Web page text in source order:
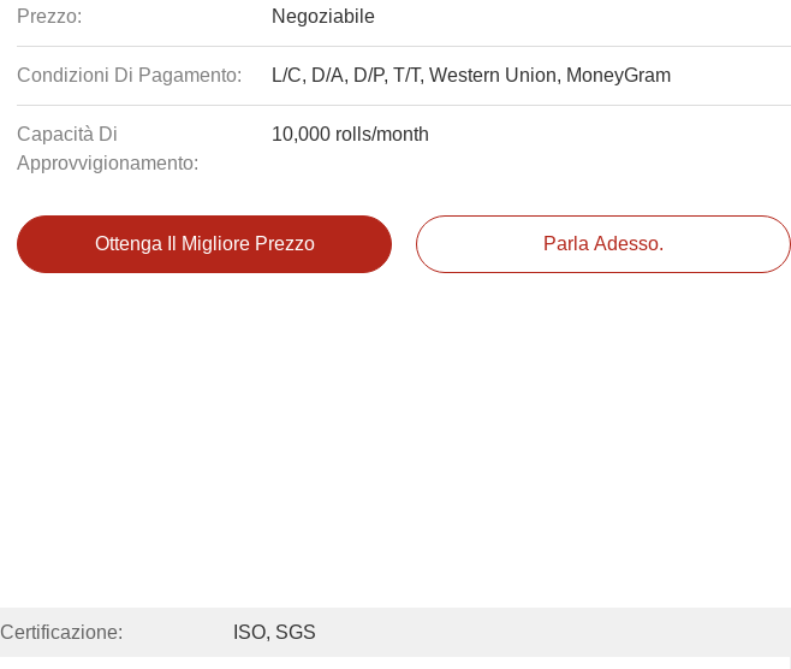
Prezzo: Negoziabile
Condizioni Di Pagamento: L/C, D/A, D/P, T/T, Western Union, MoneyGram
Capacità Di
Approvvigionamento:
10,000 rolls/month
Ottenga Il Migliore Prezzo Parla Adesso.
Certificazione: ISO, SGS